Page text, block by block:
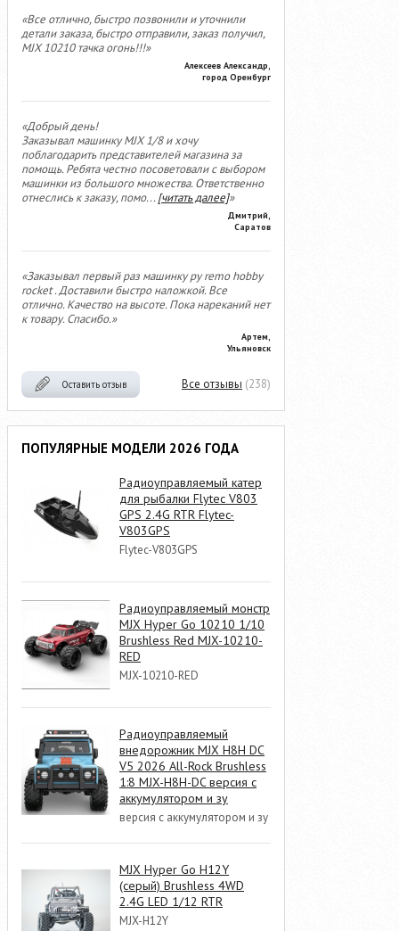
«Все отлично, быстро позвонили и уточнили
детали заказа, быстро отправили, заказ получил,
MJX 10210 тачка огонь!!!»
Алексеев Александр,
город Оренбург
«Добрый день!
Заказывал машинку MJX 1/8 и хочу
поблагодарить представителей магазина за
помощь. Ребята честно посоветовали с выбором
машинки из большого множества. Ответственно
отнеслись к заказу, помо...[читать далее]»
Дмитрий,
Саратов
«Заказывал первый раз машинку ру remo hobby
rocket . Доставили быстро наложкой. Все
отлично. Качество на высоте. Пока нареканий нет
к товару. Спасибо.»
Артем,
Ульяновск
Оставить отзыв Все отзывы (238)
ПОПУЛЯРНЫЕ МОДЕЛИ 2026 ГОДА
Радиоуправляемый катер
для рыбалки Flytec V803
GPS 2.4G RTR Flytec-
V803GPS
Flytec-V803GPS
Радиоуправляемый монстр
MJX Hyper Go 10210 1/10
Brushless Red MJX-10210-
RED
MJX-10210-RED
Радиоуправляемый
внедорожник MJX H8H DC
V5 2026 All-Rock Brushless
1:8 MJX-H8H-DC версия с
аккумулятором и зу
версия с аккумулятором и зу
MJX Hyper Go H12Y
(серый) Brushless 4WD
2.4G LED 1/12 RTR
MJX-H12Y